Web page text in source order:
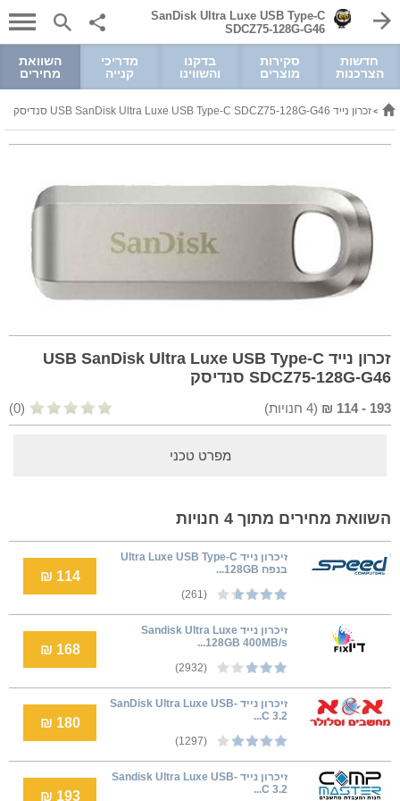
SanDisk Ultra Luxe USB Type-C
SDCZ75-128G-G46
חדשות
הצרכנות
סקירות
מוצרים
בדקנו
והשווינו
מדריכי
קנייה
השוואת
מחירים
>זכרון נייד USB SanDisk Ultra Luxe USB Type-C SDCZ75-128G-G46 סנדיסק
זכרון נייד USB SanDisk Ultra Luxe USB Type-C
SDCZ75-128G-G46 סנדיסק
193
-
114
₪
(
4 חנויות) (0)
מפרט טכני
השוואת מחירים מתוך 4 חנויות
זיכרון נייד Ultra Luxe USB Type-C
בנפח 128GB...
(261)
114 ₪
זיכרון נייד Sandisk Ultra Luxe
128GB 400MB/s...
(2932)
168 ₪
זיכרון נייד SanDisk Ultra Luxe USB-
C 3.2...
(1297)
180 ₪
זיכרון נייד Sandisk Ultra Luxe USB-
C 3.2...
193 ₪